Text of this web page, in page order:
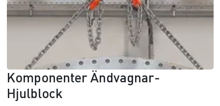
Komponenter Ändvagnar-
Hjulblock